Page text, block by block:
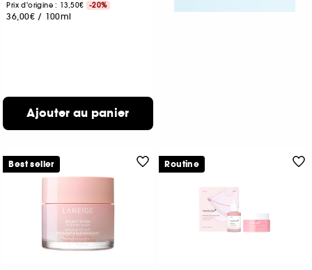
Prix d'origine : 13,50€ -20%
36,00€ / 100ml
Ajouter au panier
Best seller Routine